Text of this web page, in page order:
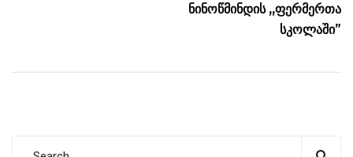
ნინოწმინდის ,,ფერმერთა
სკოლაში”